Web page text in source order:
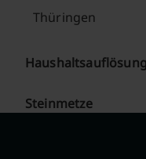
Thüringen
Haushaltsauflösung
Steinmetze